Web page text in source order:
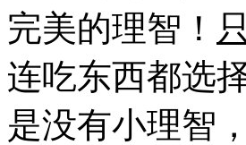
完美的理智！
连吃东西都选
是没有小理智